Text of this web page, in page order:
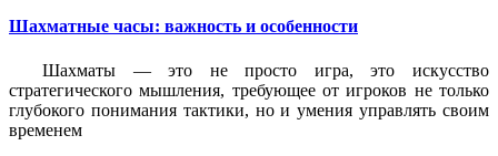
Шахматные часы: важность и особенности
Шахматы — это не просто игра, это искусство
стратегического мышления, требующее от игроков не только
глубокого понимания тактики, но и умения управлять своим
временем